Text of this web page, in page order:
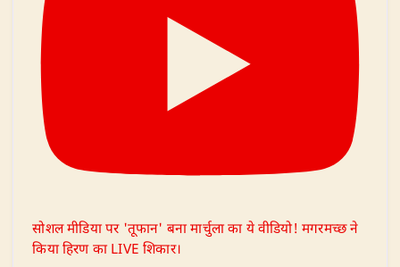
सोशल मीडिया पर 'तूफान' बना मार्चुला का ये वीडियो! मगरमच्छ ने
किया हिरण का LIVE शिकार।